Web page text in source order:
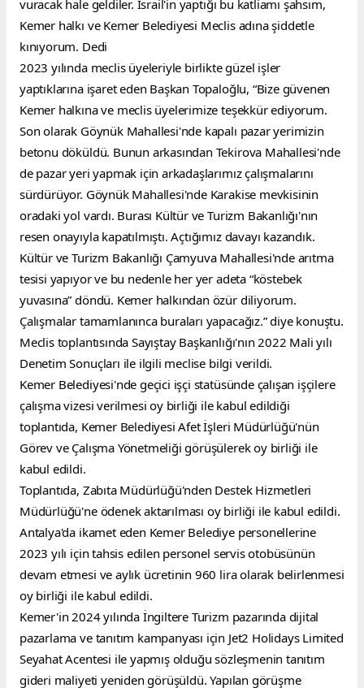
vuracak hale geldiler. İsrail'in yaptığı bu katliamı şahsım,
Kemer halkı ve Kemer Belediyesi Meclis adına şiddetle
kınıyorum. Dedi
2023 yılında meclis üyeleriyle birlikte güzel işler
yaptıklarına işaret eden Başkan Topaloğlu, “Bize güvenen
Kemer halkına ve meclis üyelerimize teşekkür ediyorum.
Son olarak Göynük Mahallesi'nde kapalı pazar yerimizin
betonu döküldü. Bunun arkasından Tekirova Mahallesi'nde
de pazar yeri yapmak için arkadaşlarımız çalışmalarını
sürdürüyor. Göynük Mahallesi'nde Karakise mevkisinin
oradaki yol vardı. Burası Kültür ve Turizm Bakanlığı'nın
resen onayıyla kapatılmıştı. Açtığımız davayı kazandık.
Kültür ve Turizm Bakanlığı Çamyuva Mahallesi'nde arıtma
tesisi yapıyor ve bu nedenle her yer adeta “köstebek
yuvasına” döndü. Kemer halkından özür diliyorum.
Çalışmalar tamamlanınca buraları yapacağız.” diye konuştu.
Meclis toplantısında Sayıştay Başkanlığı'nın 2022 Mali yılı
Denetim Sonuçları ile ilgili meclise bilgi verildi.
Kemer Belediyesi'nde geçici işçi statüsünde çalışan işçilere
çalışma vizesi verilmesi oy birliği ile kabul edildiği
toplantıda, Kemer Belediyesi Afet İşleri Müdürlüğü'nün
Görev ve Çalışma Yönetmeliği görüşülerek oy birliği ile
kabul edildi.
Toplantıda, Zabıta Müdürlüğü'nden Destek Hizmetleri
Müdürlüğü'ne ödenek aktarılması oy birliği ile kabul edildi.
Antalya'da ikamet eden Kemer Belediye personellerine
2023 yılı için tahsis edilen personel servis otobüsünün
devam etmesi ve aylık ücretinin 960 lira olarak belirlenmesi
oy birliği ile kabul edildi.
Kemer'in 2024 yılında İngiltere Turizm pazarında dijital
pazarlama ve tanıtım kampanyası için Jet2 Holidays Limited
Seyahat Acentesi ile yapmış olduğu sözleşmenin tanıtım
gideri maliyeti yeniden görüşüldü. Yapılan görüşme